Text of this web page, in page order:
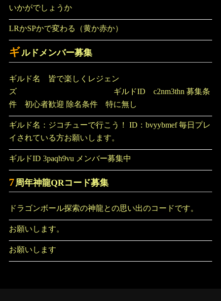
いかがでしょうか
LRかSPかで変わる（黄か赤か）
ギルドメンバー募集
ギルド名 皆で楽しくレジェン
ズ ギルドID c2nm3thn 募集条
件 初心者歓迎 除名条件 特に無し
ギルド名：ジコチューで行こう！ ID：bvyybmef 毎日プレ
イされている方お願いします。
ギルドID 3paqh9vu メンバー募集中
7 周年神龍QRコード募集
ドラゴンボール探索の神龍との思い出のコードです。
お願いします。
お願いします